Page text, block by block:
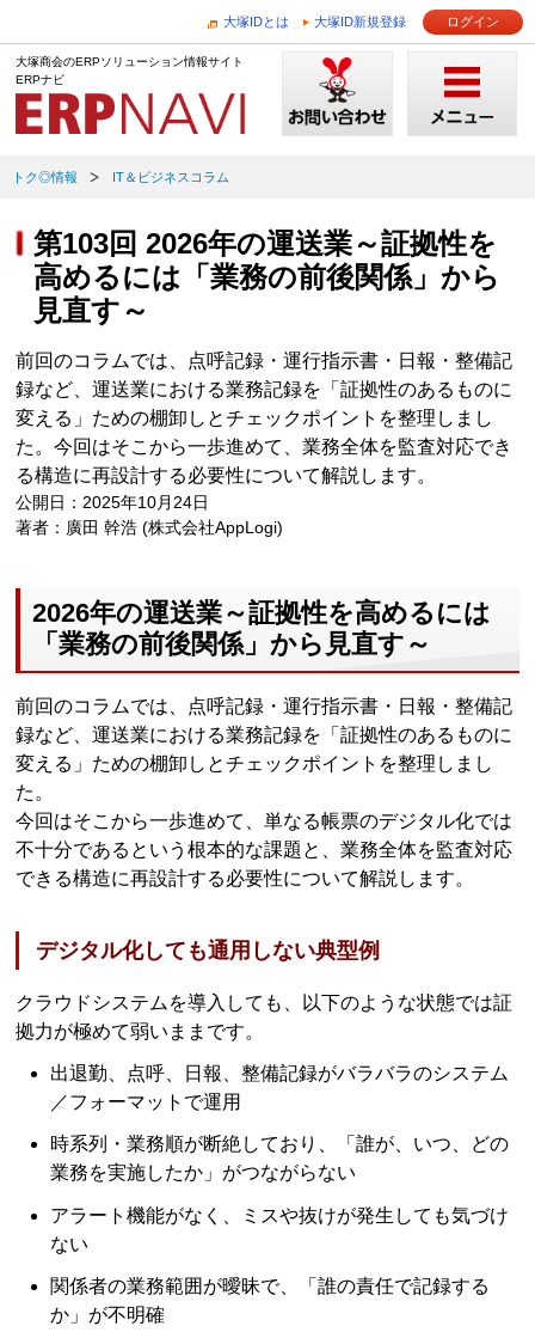
大塚IDとは 大塚ID新規登録 ログイン
大塚商会のERPソリューション情報サイト
ERPナビ
トク◎情報 IT＆ビジネスコラム
第103回 2026年の運送業～証拠性を
高めるには「業務の前後関係」から
見直す～
前回のコラムでは、点呼記録・運行指示書・日報・整備記
録など、運送業における業務記録を「証拠性のあるものに
変える」ための棚卸しとチェックポイントを整理しまし
た。今回はそこから一歩進めて、業務全体を監査対応でき
る構造に再設計する必要性について解説します。
公開日：2025年10月24日
著者：廣田 幹浩 (株式会社AppLogi)
2026年の運送業～証拠性を高めるには
「業務の前後関係」から見直す～
前回のコラムでは、点呼記録・運行指示書・日報・整備記
録など、運送業における業務記録を「証拠性のあるものに
変える」ための棚卸しとチェックポイントを整理しまし
た。
今回はそこから一歩進めて、単なる帳票のデジタル化では
不十分であるという根本的な課題と、業務全体を監査対応
できる構造に再設計する必要性について解説します。
デジタル化しても通用しない典型例
クラウドシステムを導入しても、以下のような状態では証
拠力が極めて弱いままです。
出退勤、点呼、日報、整備記録がバラバラのシステム
／フォーマットで運用
時系列・業務順が断絶しており、「誰が、いつ、どの
業務を実施したか」がつながらない
アラート機能がなく、ミスや抜けが発生しても気づけ
ない
関係者の業務範囲が曖昧で、「誰の責任で記録する
か」が不明確